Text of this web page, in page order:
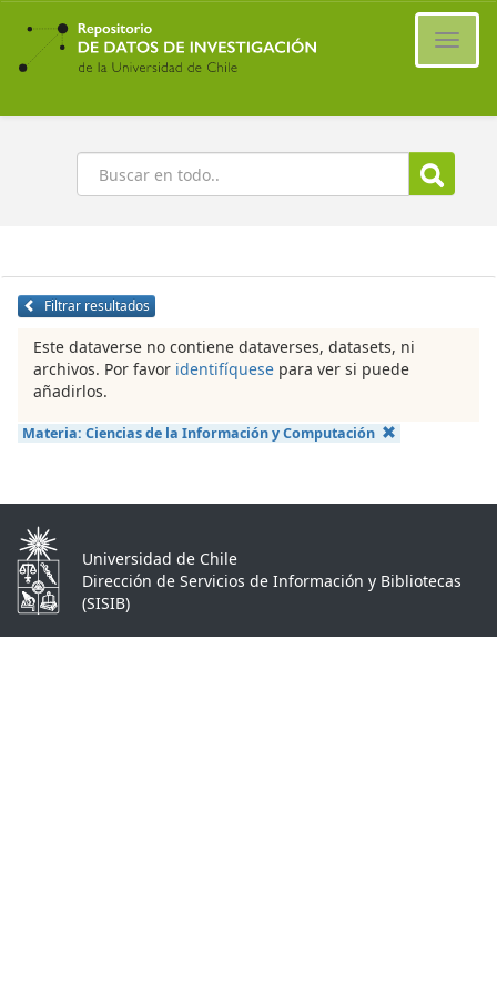
Ir
contenido
principal
Buscar
Filtrar resultados
Este dataverse no contiene dataverses, datasets, ni
archivos. Por favor identifíquese para ver si puede
añadirlos.
Materia: Ciencias de la Información y Computación
Universidad de Chile
Dirección de Servicios de Información y Bibliotecas
(SISIB)